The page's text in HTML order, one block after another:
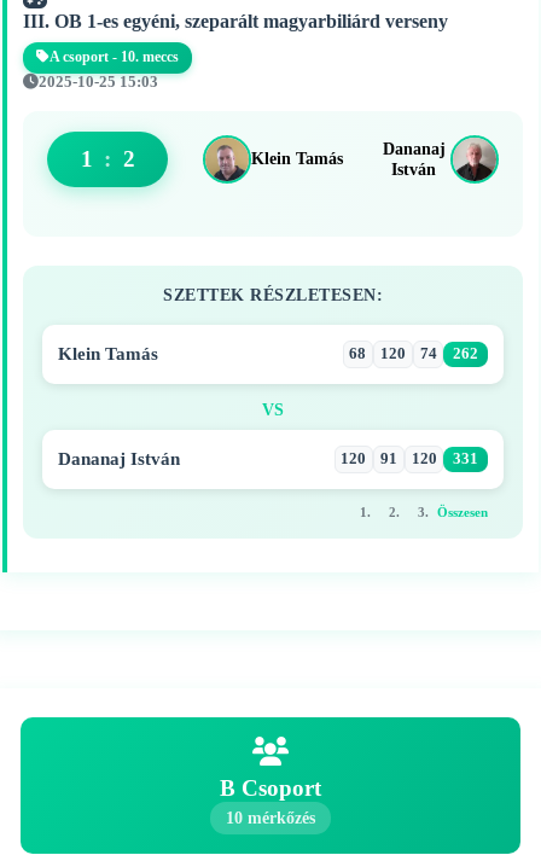
III. OB 1-es egyéni, szeparált magyarbiliárd verseny
A csoport - 10. meccs
2025-10-25 15:03
Klein Tamás
1 : 2
Dananaj
István
SZETTEK RÉSZLETESEN:
Klein Tamás 68 120 74 262
VS
Dananaj István 120 91 120 331
1. 2. 3. Összesen
B Csoport
10 mérkőzés